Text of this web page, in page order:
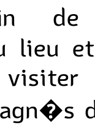
lieu